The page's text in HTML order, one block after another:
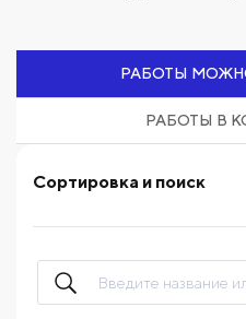
РАБОТЫ
РАБОТЫ В
Сортировка и поиск